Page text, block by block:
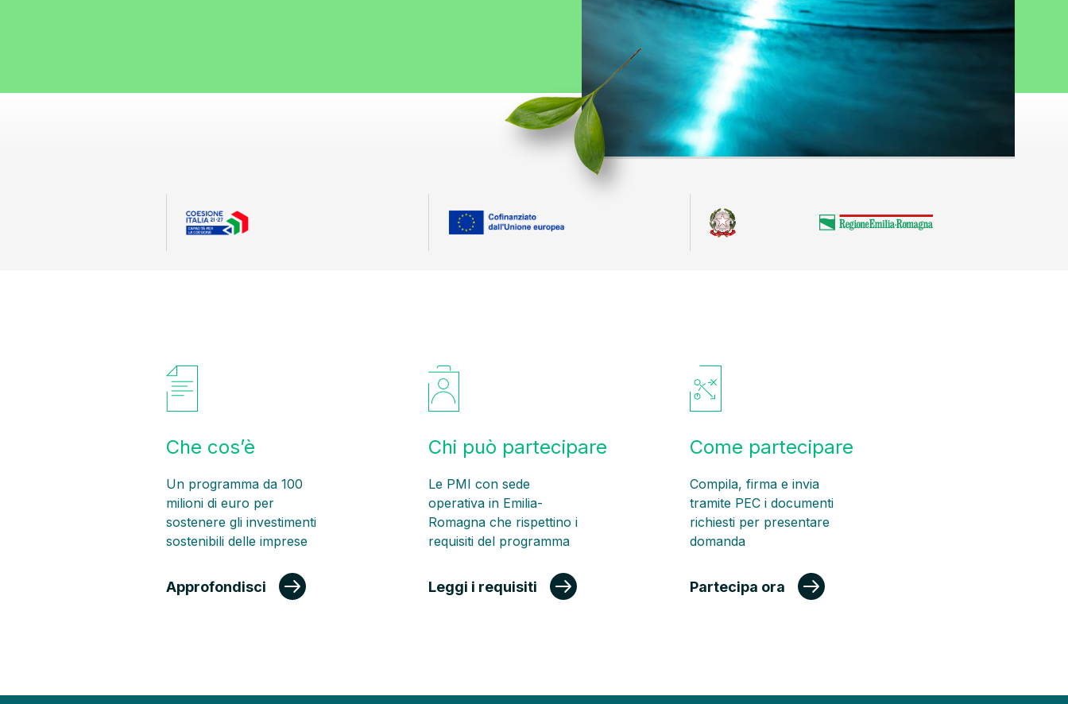
Che cos’è
Un programma da 100
milioni di euro per
sostenere gli investimenti
sostenibili delle imprese
Approfondisci
Chi può partecipare
Le PMI con sede
operativa in Emilia-
Romagna che rispettino i
requisiti del programma
Leggi i requisiti
Come partecipare
Compila, firma e invia
tramite PEC i documenti
richiesti per presentare
domanda
Partecipa ora